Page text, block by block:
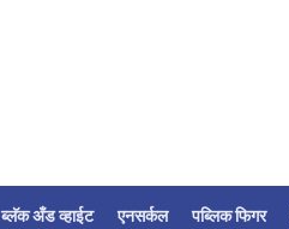
ब्लॅक अँड व्हाईट एनसर्कल पब्लिक फिगर